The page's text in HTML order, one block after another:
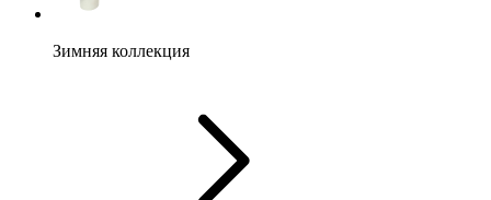
Зимняя коллекция